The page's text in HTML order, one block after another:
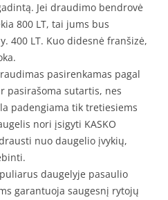
Jei draudimo bendrovė
800 LT, tai jums bus
400 LT. Kuo didesnė franšizė,
pasirenkamas pagal
pasirašoma sutartis, nes
padengiama tik tretiesiems
nori įsigyti KASKO
nuo daugelio įvykių,
daugelyje pasaulio
garantuoja saugesnį rytojų